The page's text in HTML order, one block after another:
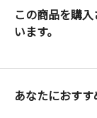
この商品を購
います。
あなたにおす